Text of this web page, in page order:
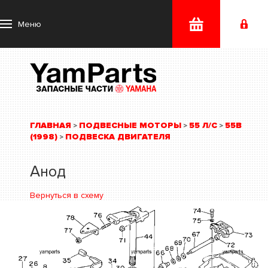
Меню
ГЛАВНАЯ > ПОДВЕСНЫЕ МОТОРЫ > 55 Л/С > 55B
(1998) > ПОДВЕСКА ДВИГАТЕЛЯ
Анод
Вернуться в схему